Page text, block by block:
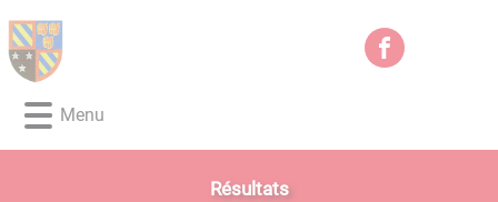
d'accès
rapide
menu
d'accès
rapide
contenu
d'accès
rapide
d'accès
rapide
pied
Menu
Résultats